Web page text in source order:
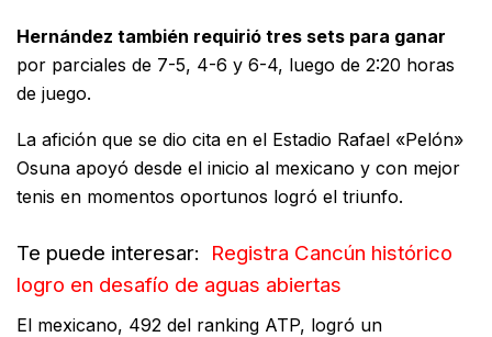
Hernández también requirió tres sets para ganar
por parciales de 7-5, 4-6 y 6-4, luego de 2:20 horas
de juego.
La afición que se dio cita en el Estadio Rafael «Pelón»
Osuna apoyó desde el inicio al mexicano y con mejor
tenis en momentos oportunos logró el triunfo.
Te puede interesar: Registra Cancún histórico
logro en desafío de aguas abiertas
El mexicano, 492 del ranking ATP, logró un